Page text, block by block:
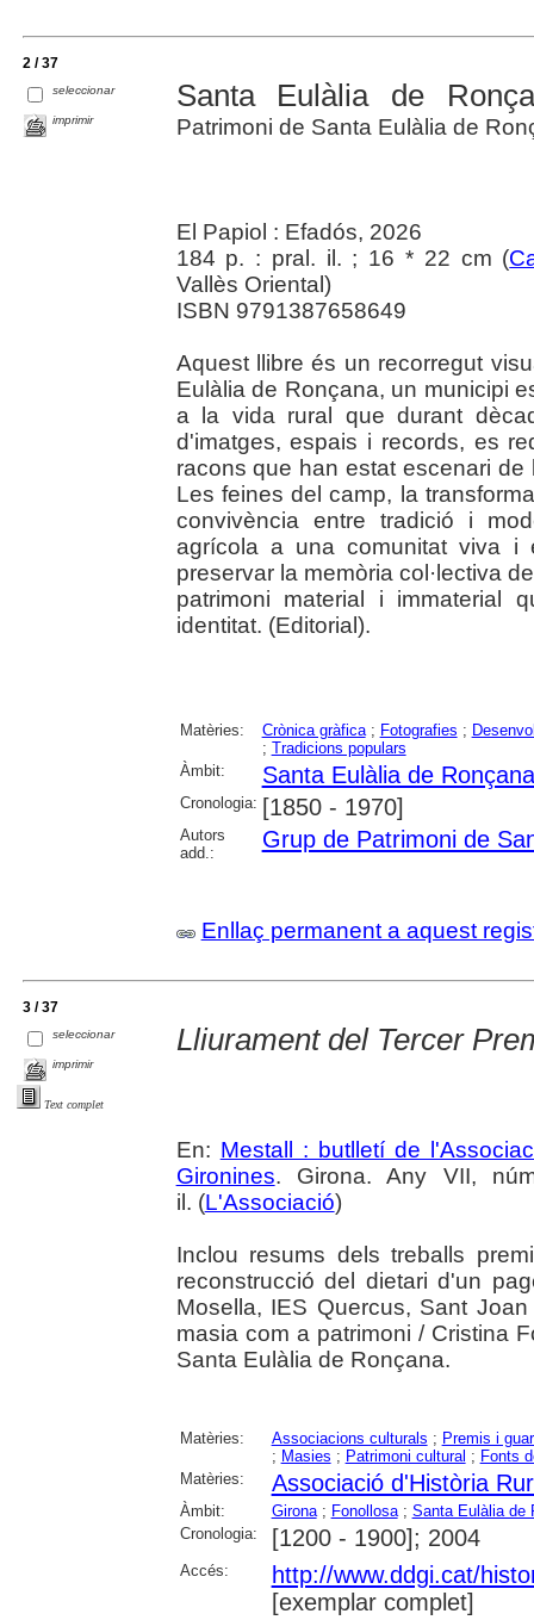
2 / 37
seleccionar
imprimir
Santa Eulàlia de
Patrimoni de Santa Eulàlia de
El Papiol : Efadós, 2026
184 p. : pral. il. ; 16 * 22 cm (
Vallès Oriental)
ISBN 9791387658649
Aquest llibre és un recorregut
Eulàlia de Ronçana, un municipi
a la vida rural que durant
d'imatges, espais i records, es
racons que han estat escenari
Les feines del camp, la
convivència entre tradició i
agrícola a una comunitat viva i
preservar la memòria col·lectiva
patrimoni material i immaterial
identitat. (Editorial).
Matèries: Crònica gràfica; Fotografies ;
; Tradicions populars
Àmbit:
Santa Eulàlia de Ronçana
Cronologia: [1850 - 1970]
Autors
add.:
Grup de Patrimoni de
Enllaç permanent a aquest
3 / 37
seleccionar
imprimir
Text complet
Lliurament del Tercer
En: Mestall : butlletí de
Gironines. Girona. Any VII,
il. (L'Associació)
Inclou resums dels treballs
reconstrucció del dietari d'un
Mosella, IES Quercus, Sant
masia com a patrimoni / Cristina
Santa Eulàlia de Ronçana.
Matèries: Associacions culturals ; Premis i
; Masies ; Patrimoni cultural ; Fonts
Matèries:
Associació d'Història
Àmbit: Girona; Fonollosa; Santa Eulàlia de
Cronologia:
[1200 - 1900]; 2004
Accés:
http://www.ddgi.cat/
[exemplar complet]